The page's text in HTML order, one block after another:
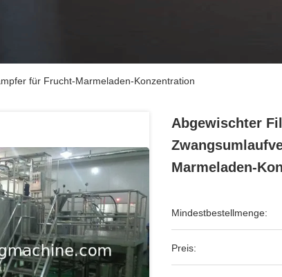
für Frucht-Marmeladen-Konzentration
Abgewischter
Marmeladen-
Mindestbestellmenge:
Preis: